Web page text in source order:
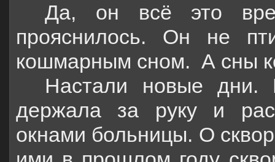
Да, он всё это
прояснилось. Он не
кошмарным сном. А сны
Настали новые дни.
держала за руку и
окнами больницы. О